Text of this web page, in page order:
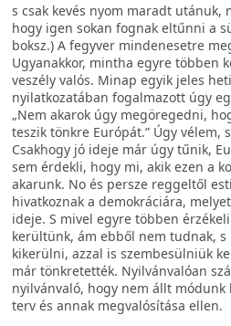
s csak kevés nyom maradt utánuk,
hogy igen sokan fognak eltűnni a
boksz.) A fegyver mindenesetre
Ugyanakkor, mintha egyre többen
veszély valós. Minap egyik jeles
nyilatkozatában fogalmazott úgy
„Nem akarok úgy megöregedni,
teszik tönkre Európát.” Úgy vélem,
Csakhogy jó ideje már úgy tűnik,
sem érdekli, hogy mi, akik ezen a
akarunk. No és persze reggeltől
hivatkoznak a demokráciára,
ideje. S mivel egyre többen
kerültünk, ám ebből nem tudnak, s
kikerülni, azzal is szembesülniük
már tönkretették. Nyilvánvalóan
nyilvánvaló, hogy nem állt
terv és annak megvalósítása ellen.